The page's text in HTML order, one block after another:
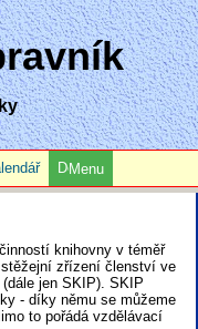
Menu
knihovny v téměř
zřízení členství ve
jen SKIP). SKIP
- díky němu se můžeme
to pořádá vzdělávací